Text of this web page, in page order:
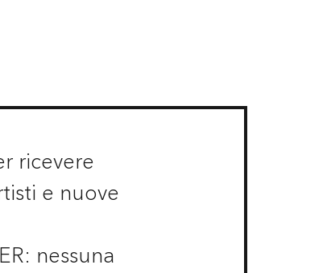
ricevere
e nuove
nessuna